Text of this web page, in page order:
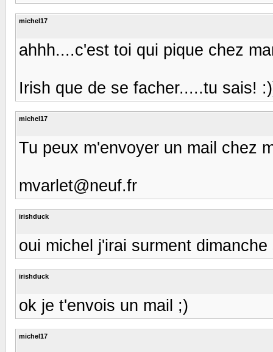
michel17
ahhh....c'est toi qui pique chez
Irish que de se facher.....tu sais!
michel17
Tu peux m'envoyer un mail chez
mvarlet@neuf.fr
irishduck
oui michel j'irai surment
irishduck
ok je t'envois un mail ;)
michel17